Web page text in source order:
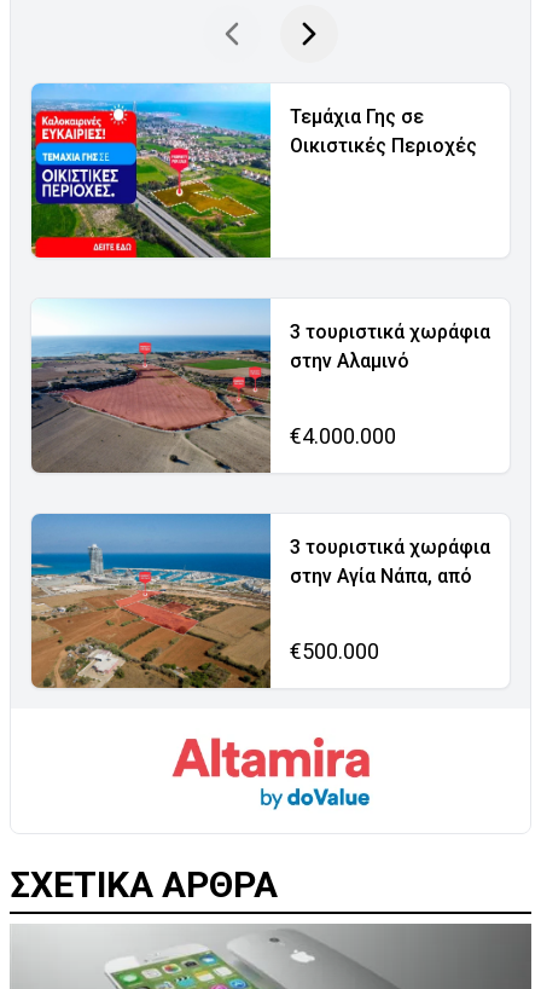
Τεμάχια Γης σε
Οικιστικές Περιοχές
3 τουριστικά χωράφια
στην Αλαμινό
€4.000.000
3 τουριστικά χωράφια
στην Αγία Νάπα, από
€500.000
ΣΧΕΤΙΚΑ ΑΡΘΡΑ